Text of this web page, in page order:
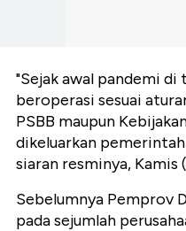
"Sejak awal pandemi di
beroperasi sesuai
PSBB maupun
dikeluarkan
siaran resminya, Kamis
Sebelumnya Pemprov
pada sejumlah